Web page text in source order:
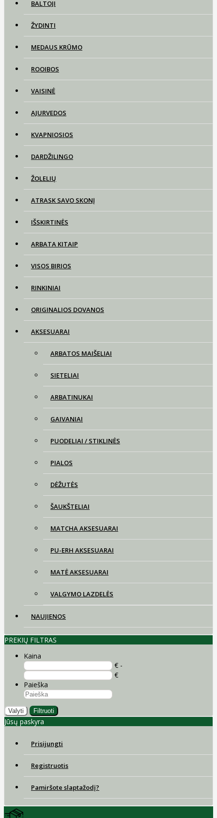
BALTOJI
ŽYDINTI
MEDAUS KRŪMO
ROOIBOS
VAISINĖ
AJURVEDOS
KVAPNIOSIOS
DARDŽILINGO
ŽOLELIŲ
ATRASK SAVO SKONĮ
IŠSKIRTINĖS
ARBATA KITAIP
VISOS BIRIOS
RINKINIAI
ORIGINALIOS DOVANOS
AKSESUARAI
ARBATOS MAIŠELIAI
SIETELIAI
ARBATINUKAI
GAIVANIAI
PUODELIAI / STIKLINĖS
PIALOS
DĖŽUTĖS
ŠAUKŠTELIAI
MATCHA AKSESUARAI
PU-ERH AKSESUARAI
MATĖ AKSESUARAI
VALGYMO LAZDELĖS
NAUJIENOS
PREKIŲ FILTRAS
Kaina
€ -
€
Paieška
Valyti Filtruoti
Jūsų paskyra
Prisijungti
Registruotis
Pamiršote slaptažodį?